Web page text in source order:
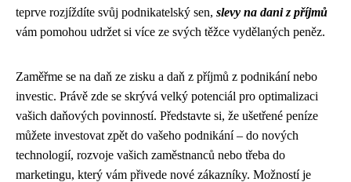
teprve rozjíždíte svůj podnikatelský sen, slevy na dani z příjmů
vám pomohou udržet si více ze svých těžce vydělaných peněz.
Zaměřme se na daň ze zisku a daň z příjmů z podnikání nebo
investic. Právě zde se skrývá velký potenciál pro optimalizaci
vašich daňových povinností. Představte si, že ušetřené peníze
můžete investovat zpět do vašeho podnikání – do nových
technologií, rozvoje vašich zaměstnanců nebo třeba do
marketingu, který vám přivede nové zákazníky. Možností je